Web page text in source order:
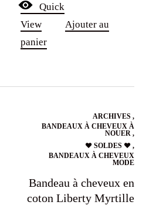
Quick
View
Ajouter au
panier
ARCHIVES ,
BANDEAUX À CHEVEUX À
NOUER ,
❤️ SOLDES ❤️ ,
BANDEAUX À CHEVEUX
MODE
Bandeau à cheveux en
coton Liberty Myrtille